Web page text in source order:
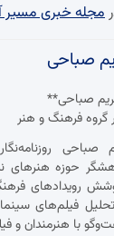
مجله خبری مسیر
صباحی
صباحی**
گروه فرهنگ و هنر
صباحی
حوزه هنرهای
رویدادهای
فیلم‌های
با هنرمندان و